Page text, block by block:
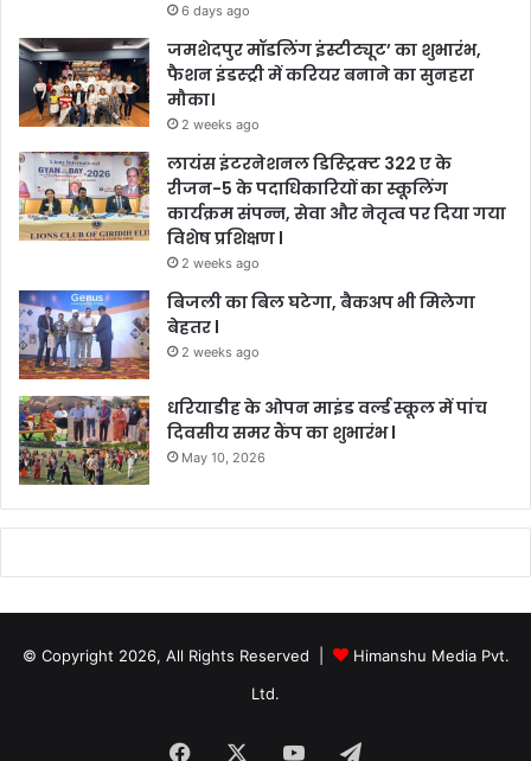
6 days ago
जमशेदपुर मॉडलिंग इंस्टीट्यूट’ का शुभारंभ,
फैशन इंडस्ट्री में करियर बनाने का सुनहरा
मौका।
2 weeks ago
लायंस इंटरनेशनल डिस्ट्रिक्ट 322 ए के
रीजन-5 के पदाधिकारियों का स्कूलिंग
कार्यक्रम संपन्न, सेवा और नेतृत्व पर दिया गया
विशेष प्रशिक्षण l
2 weeks ago
बिजली का बिल घटेगा, बैकअप भी मिलेगा
बेहतर l
2 weeks ago
धरियाडीह के ओपन माइंड वर्ल्ड स्कूल में पांच
दिवसीय समर कैंप का शुभारंभ l
May 10, 2026
© Copyright 2026, All Rights Reserved |
Himanshu Media Pvt.
Ltd.
Facebook YouTubeTelegram